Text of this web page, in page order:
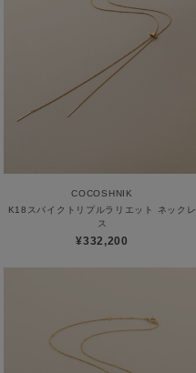
COCOSHNIK
K18スパイクトリプルラリエット ネックレ
ス
¥332,200